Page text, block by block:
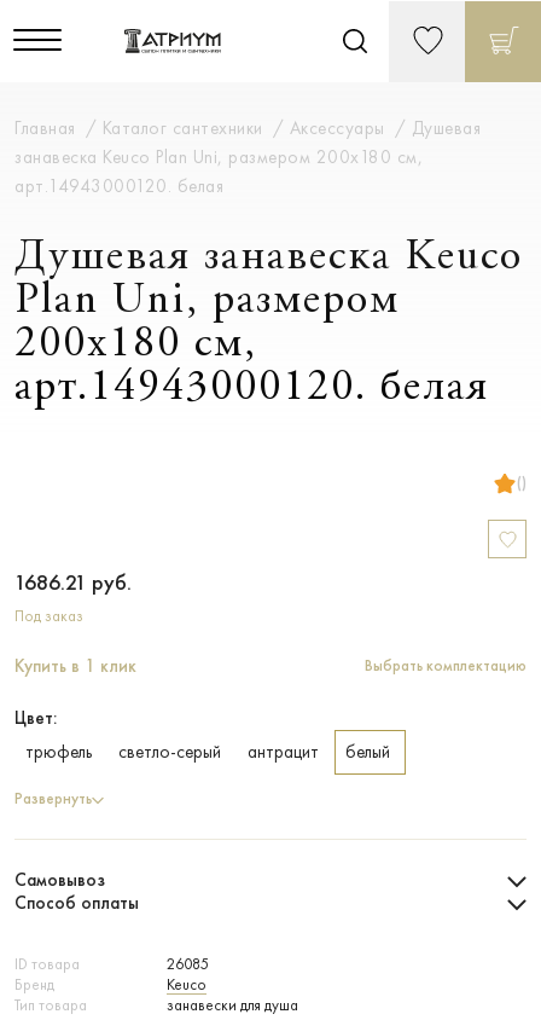
Главная Каталог сантехники Аксессуары
Душевая
занавеска Keuco Plan Uni, размером 200х180 см,
арт.14943000120. белая
Душевая занавеска Keuco
Plan Uni, размером
200х180 см,
арт.14943000120. белая
()
ID товара
26085
Бренд
Keuco
Тип товара
занавески для душа
1686.21 руб.
Под заказ
Купить в 1 клик Выбрать комплектацию
Цвет:
трюфель
светло-серый антрацит белый
Развернуть
Самовывоз
Способ оплаты